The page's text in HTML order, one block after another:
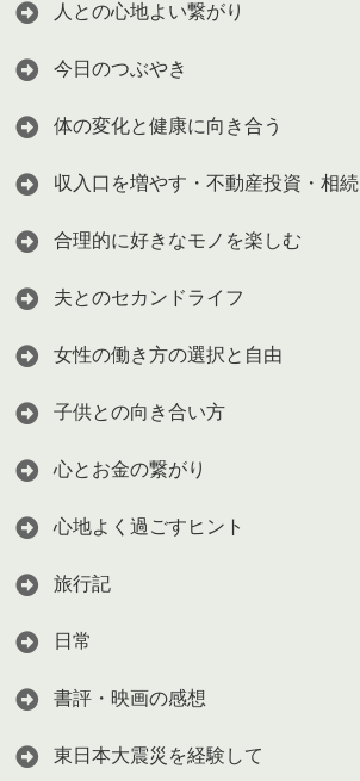
人との心地よい繋がり
今日のつぶやき
体の変化と健康に向き合う
収入口を増やす・不動産投資・相続
合理的に好きなモノを楽しむ
夫とのセカンドライフ
女性の働き方の選択と自由
子供との向き合い方
心とお金の繋がり
心地よく過ごすヒント
旅行記
日常
書評・映画の感想
東日本大震災を経験して